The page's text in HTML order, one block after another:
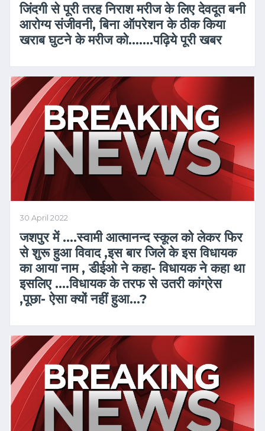
जिंदगी से पूरी तरह निराश मरीज के लिए देवदूत बनी
आरोग्य संजीवनी, बिना ऑपरेशन के ठीक किया
खराब घुटने के मरीज को…….पढ़िये पूरी खबर
30 April 2022
जशपुर में ….स्वामी आत्मानन्द स्कूल को लेकर फिर
से शुरू हुआ विवाद ,इस बार जिले के इस विधायक
का आया नाम , डीईओ ने कहा- विधायक ने कहा था
इसलिए ….विधायक के तरफ से उतरी कांग्रेस
,पूछा- ऐसा क्यों नहीं हुआ…?